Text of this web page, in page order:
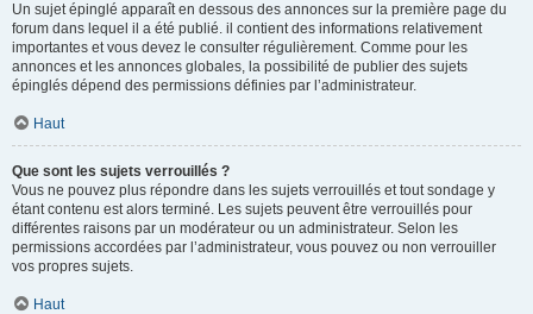
Un sujet épinglé apparaît en dessous des annonces sur la première page du
forum dans lequel il a été publié. il contient des informations relativement
importantes et vous devez le consulter régulièrement. Comme pour les
annonces et les annonces globales, la possibilité de publier des sujets
épinglés dépend des permissions définies par l’administrateur.
Haut
Que sont les sujets verrouillés ?
Vous ne pouvez plus répondre dans les sujets verrouillés et tout sondage y
étant contenu est alors terminé. Les sujets peuvent être verrouillés pour
différentes raisons par un modérateur ou un administrateur. Selon les
permissions accordées par l’administrateur, vous pouvez ou non verrouiller
vos propres sujets.
Haut